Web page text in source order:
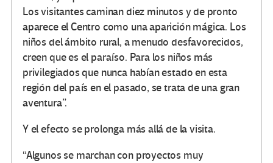
Los visitantes caminan diez minutos y de pronto
aparece el Centro como una aparición mágica. Los
niños del ámbito rural, a menudo desfavorecidos,
creen que es el paraíso. Para los niños más
privilegiados que nunca habían estado en esta
región del país en el pasado, se trata de una gran
aventura”.
Y el efecto se prolonga más allá de la visita.
“Algunos se marchan con proyectos muy